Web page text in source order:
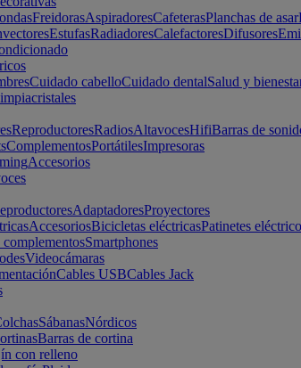
FreidorasAspiradoresCafeterasPlanchas de asar
EstufasRadiadoresCalefactoresDifusores
Cuidado cabelloCuidado dentalSalud y
ReproductoresRadiosAltavocesHifiBarras de
ComplementosPortátilesImpresoras
Accesorios
AdaptadoresProyectores
AccesoriosBicicletas eléctricasPatinetes
Smartphones
Videocámaras
Cables USBCables Jack
SábanasNórdicos
Barras de cortina
con relleno